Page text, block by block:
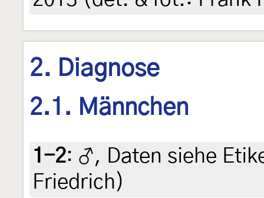
2. Diagnose
2.1. Männchen
1-2: ♂, Daten siehe
Friedrich)